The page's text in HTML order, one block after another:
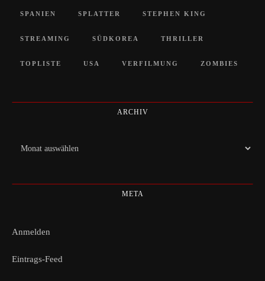
SPANIEN SPLATTER STEPHEN KING
STREAMING SÜDKOREA THRILLER
TOPLISTE USA VERFILMUNG ZOMBIES
ARCHIV
Archiv
META
Anmelden
Eintrags-Feed